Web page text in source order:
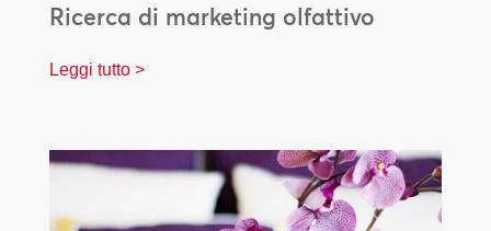
Ricerca di marketing olfattivo
Leggi tutto >